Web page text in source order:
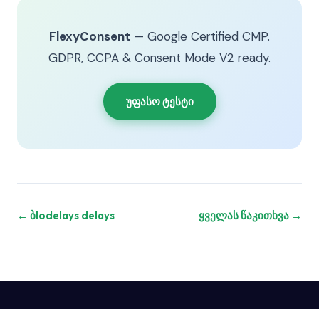
FlexyConsent — Google Certified CMP.
GDPR, CCPA & Consent Mode V2 ready.
უფასო ტესტი
← ბlodelays delays ყველას წაკითხვა →